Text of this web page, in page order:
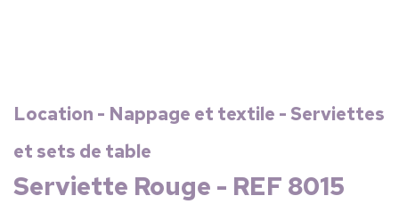
Location - Nappage et textile - Serviettes
et sets de table
Serviette Rouge - REF 8015